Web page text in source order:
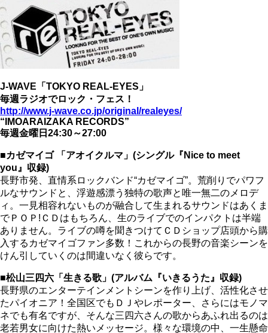
J-WAVE「TOKYO REAL-EYES」
毎週ラジオでロック・フェス！
http://www.j-wave.co.jp/original/realeyes/
“IMOARAIZAKA RECORDS”
毎週金曜日24:30～27:00
■カゼマイゴ 「アオイクルマ」(シングル『Nice to meet
you』収録)
長野市発、直情系ロックバンド“カゼマイゴ”。荒削りでパワフ
ルなサウンドと、浮遊感漂う独特の歌声と唯一無二のメロデ
ィ。一見相容れないものが融合して生まれるサウンドはあくま
でＰＯＰ!ＣＤはもちろん、生のライブでのインパクトは半端
ありません。ライブの噂を聞きつけてＣＤショップ店頭から購
入するカゼマイゴファン多数！これからの長野の音楽シーンを
けん引していくのは間違いなく彼らです。
■松山三四六「生きる歌」(アルバム『いきるうた』収録)
長野県のエンターテインメントシーンを作り上げ、活性化させ
たパイオニア！全国区でもＤＪやレポーター、さらにはモノマ
ネでも有名ですが、そんな三四六さんの歌からあふれ出るのは
老若男女に向けた熱いメッセージ。様々な環境の中、一生懸命